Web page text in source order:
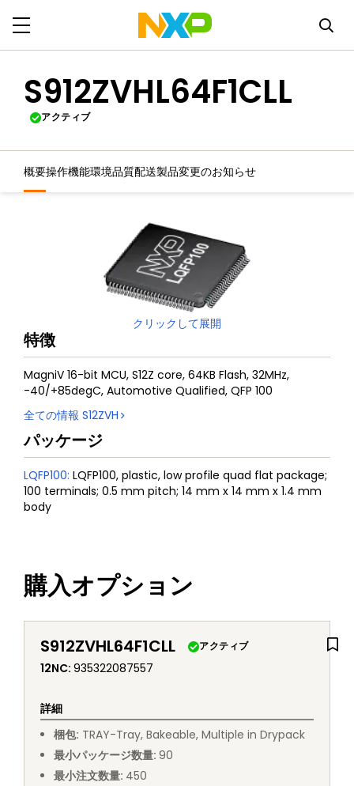
S912ZVHL64F1CLL
アクティブ
概要操作機能環境品質配送製品変更のお知らせ
クリックして展開
特徴
MagniV 16-bit MCU, S12Z core, 64KB Flash, 32MHz,
-40/+85degC, Automotive Qualified, QFP 100
全ての情報 S12ZVH
パッケージ
LQFP100: LQFP100, plastic, low profile quad flat package;
100 terminals; 0.5 mm pitch; 14 mm x 14 mm x 1.4 mm
body
購入オプション
S912ZVHL64F1CLL アクティブ
12NC: 935322087557
詳細
梱包: TRAY-Tray, Bakeable, Multiple in Drypack
最小パッケージ数量: 90
最小注文数量: 450